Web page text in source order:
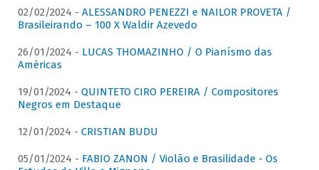
02/02/2024 - ALESSANDRO PENEZZI e NAILOR PROVETA /
Brasileirando – 100 X Waldir Azevedo
26/01/2024 - LUCAS THOMAZINHO / O Pianísmo das
Américas
19/01/2024 - QUINTETO CIRO PEREIRA / Compositores
Negros em Destaque
12/01/2024 - CRISTIAN BUDU
05/01/2024 - FABIO ZANON / Violão e Brasilidade - Os